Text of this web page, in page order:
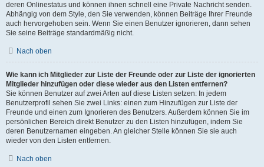
deren Onlinestatus und können ihnen schnell eine Private Nachricht senden.
Abhängig von dem Style, den Sie verwenden, können Beiträge Ihrer Freunde
auch hervorgehoben sein. Wenn Sie einen Benutzer ignorieren, dann sehen
Sie seine Beiträge standardmäßig nicht.
Nach oben
Wie kann ich Mitglieder zur Liste der Freunde oder zur Liste der ignorierten
Mitglieder hinzufügen oder diese wieder aus den Listen entfernen?
Sie können Benutzer auf zwei Arten auf diese Listen setzen: In jedem
Benutzerprofil sehen Sie zwei Links: einen zum Hinzufügen zur Liste der
Freunde und einen zum Ignorieren des Benutzers. Außerdem können Sie im
persönlichen Bereich direkt Benutzer zu den Listen hinzufügen, indem Sie
deren Benutzernamen eingeben. An gleicher Stelle können Sie sie auch
wieder von den Listen entfernen.
Nach oben